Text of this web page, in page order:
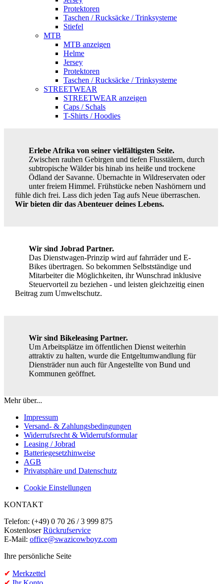
Protektoren
Taschen / Rucksäcke / Trinksysteme
Stiefel
MTB
MTB anzeigen
Helme
Jersey
Protektoren
Taschen / Rucksäcke / Trinksysteme
STREETWEAR
STREETWEAR anzeigen
Caps / Schals
T-Shirts / Hoodies
Erlebe Afrika von seiner vielfältigsten Seite.
Zwischen rauhen Gebirgen und tiefen Flusstälern, durch
subtropische Wälder bis hinab ins heiße und trockene
Ödland der Savanne. Übernachte in Wildreservaten oder
unter freiem Himmel. Frühstücke neben Nashörnern und
fühle dich frei. Lass dich jeden Tag aufs Neue überraschen.
Wir bieten dir das Abenteuer deines Lebens.
Wir sind Jobrad Partner.
Das Dienstwagen-Prinzip wird auf fahrräder und E-
Bikes übertragen. So bekommen Selbstständige und
Mitarbeiter die Möglichkeiten, ihr Wunschrad inklusive
Steuervorteil zu beziehen - und leisten gleichzeitig einen
Beitrag zum Umweltschutz.
Wir sind Bikeleasing Partner.
Um Arbeitsplätze im öffentlichen Dienst weiterhin
attraktiv zu halten, wurde die Entgeltumwandlung für
Diensträder nun auch für Angestellte von Bund und
Kommunen geöffnet.
Mehr über...
Impressum
Versand- & Zahlungsbedingungen
Widerrufsrecht & Widerrufsformular
Leasing / Jobrad
Batteriegesetzhinweise
AGB
Privatsphäre und Datenschutz
Cookie Einstellungen
KONTAKT
Telefon: (+49) 0 70 26 / 3 999 875
KostenloserRückrufservice
E-Mail: office@swazicowboyz.com
Ihre persönliche Seite
✔ Merkzettel